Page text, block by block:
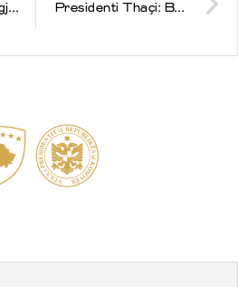
Presidenti shpall zgjedhjet për kryetarë të Mitrovicës së Veriut, Zubin Potokut, Leposaviqit dhe Zveçanit Presidenti Thaçi: Beteja e Koshares ka hapur një kapitull të ri